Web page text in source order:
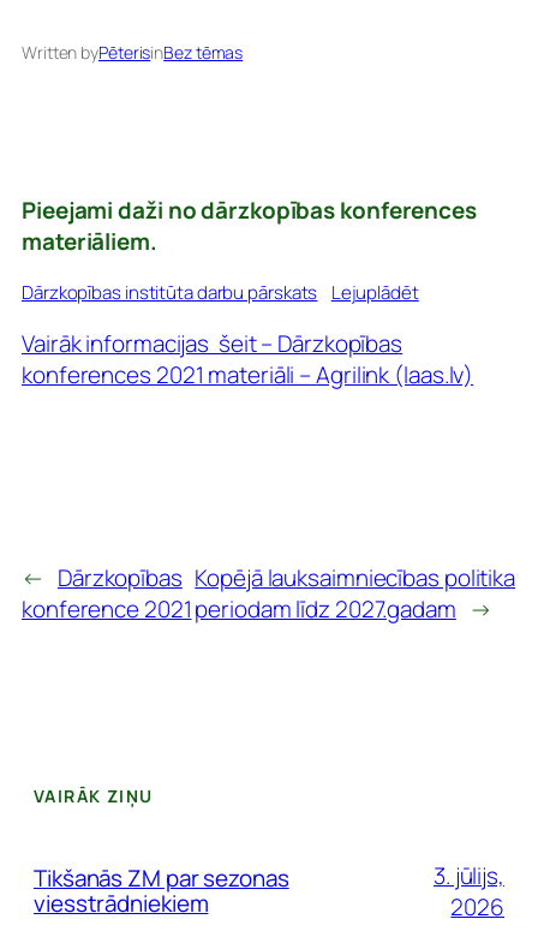
Written byPēterisinBez tēmas
Pieejami daži no dārzkopības konferences
materiāliem.
Dārzkopības institūta darbu pārskats Lejuplādēt
Vairāk informacijas šeit – Dārzkopības
konferences 2021 materiāli – Agrilink (laas.lv)
← Dārzkopības
konference 2021
Kopējā lauksaimniecības politika
periodam līdz 2027.gadam →
VAIRĀK ZIŅU
Tikšanās ZM par sezonas
viesstrādniekiem
3. jūlijs,
2026